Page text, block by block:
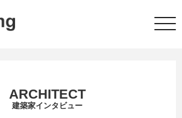
ARCHITECT
建築家インタビュー